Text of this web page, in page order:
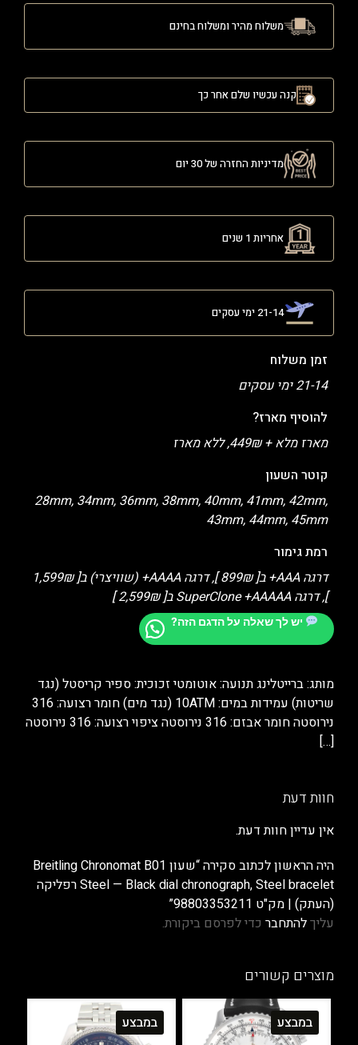
משלוח מהיר ומשלוח בחינם
קנה עכשיו שלם אחר כך
מדיניות החזרה של 30 יום
אחריות 1 שנים
21-14 ימי עסקים
זמן משלוח
21-14 ימי עסקים
להוסיף מארז?
מארז מלא + 449₪, ללא מארז
קוטר השעון
28mm, 34mm, 36mm, 38mm, 40mm, 41mm, 42mm,
43mm, 44mm, 45mm
רמת גימור
דרגה AAA+ ב[ 899₪ ], דרגה AAAA+ (שוויצרי) ב[ 1,599₪
], דרגה SuperClone +AAAAA ב[ 2,599₪ ]
יש לך שאלה על הדגם הזה?
מותג: ברייטלינג תנועה: אוטומטי זכוכית: ספיר קריסטל (נגד
שריטות) עמידות במים: 10ATM (נגד מים) חומר רצועה: 316
נירוסטה חומר אבזם: 316 נירוסטה ציפוי רצועה: 316 נירוסטה
[…]
חוות דעת
אין עדיין חוות דעת.
היה הראשון לכתוב סקירה “שעון Breitling Chronomat B01
Steel — Black dial chronograph, Steel bracelet רפליקה
(העתק) | מק"ט 98803353211”
עליךלהתחבר כדי לפרסם ביקורת.
מוצרים קשורים
במבצע במבצע